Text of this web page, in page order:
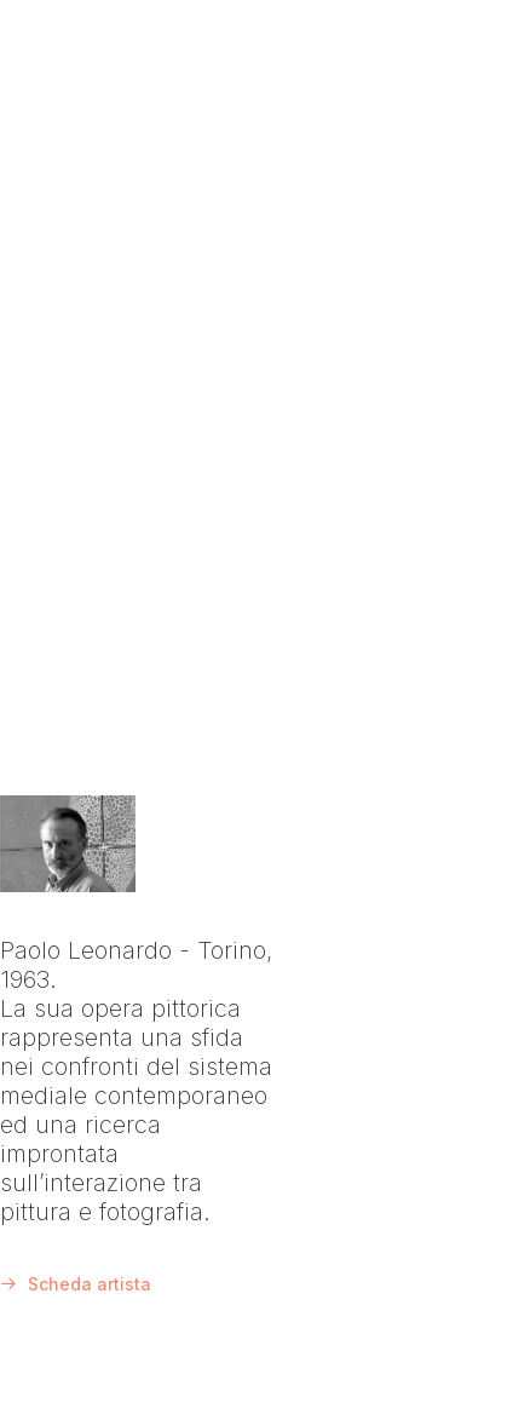
Paolo Leonardo - Torino,
1963.
La sua opera pittorica
rappresenta una sfida
nei confronti del sistema
mediale contemporaneo
ed una ricerca
improntata
sull’interazione tra
pittura e fotografia.
Scheda artista